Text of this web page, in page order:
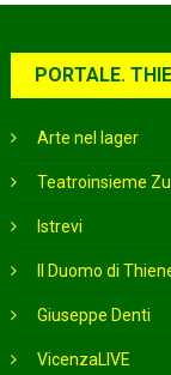
PORTALE.
Arte nel lager
Teatroinsieme
Istrevi
Il Duomo di
Giuseppe Denti
VicenzaLIVE